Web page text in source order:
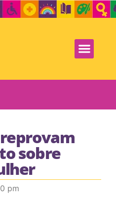
sobre
pm